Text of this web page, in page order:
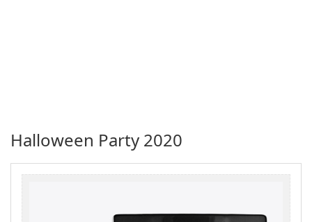
Halloween Party 2020